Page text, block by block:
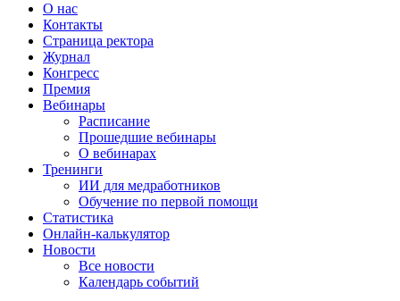
О нас
Контакты
Страница ректора
Журнал
Конгресс
Премия
Вебинары
Расписание
Прошедшие вебинары
О вебинарах
Тренинги
ИИ для медработников
Обучение по первой помощи
Статистика
Онлайн-калькулятор
Новости
Все новости
Календарь событий